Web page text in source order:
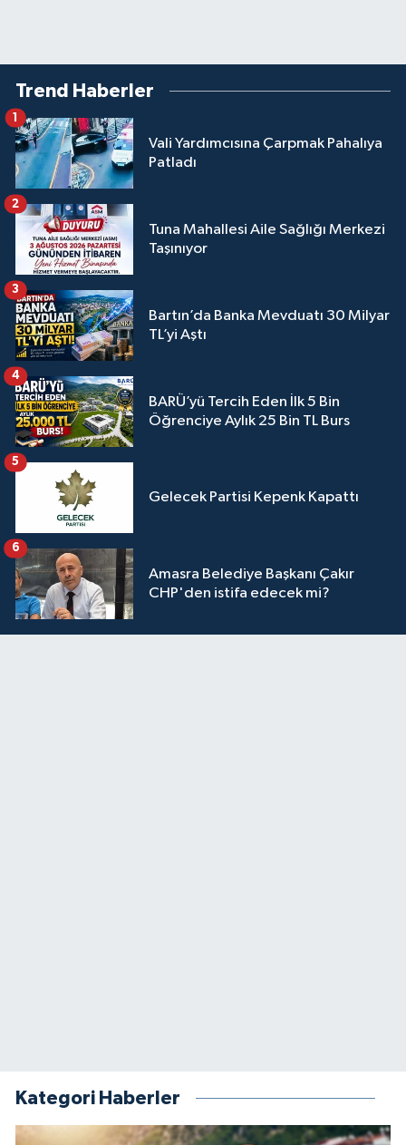
Trend Haberler
Vali Yardımcısına Çarpmak Pahalıya
Patladı
1
Tuna Mahallesi Aile Sağlığı Merkezi
Taşınıyor
2
Bartın’da Banka Mevduatı 30 Milyar
TL’yi Aştı
3
BARÜ’yü Tercih Eden İlk 5 Bin
Öğrenciye Aylık 25 Bin TL Burs
4
Gelecek Partisi Kepenk Kapattı
5
Amasra Belediye Başkanı Çakır
CHP'den istifa edecek mi?
6
Kategori Haberler